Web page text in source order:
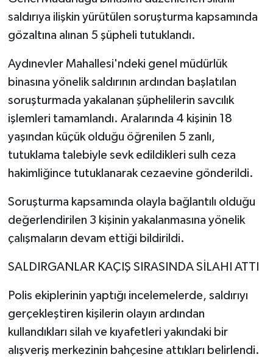
saldırıya ilişkin yürütülen soruşturma kapsamında
gözaltına alınan 5 şüpheli tutuklandı.
Aydınevler Mahallesi'ndeki genel müdürlük
binasına yönelik saldırının ardından başlatılan
soruşturmada yakalanan şüphelilerin savcılık
işlemleri tamamlandı. Aralarında 4 kişinin 18
yaşından küçük olduğu öğrenilen 5 zanlı,
tutuklama talebiyle sevk edildikleri sulh ceza
hakimliğince tutuklanarak cezaevine gönderildi.
Soruşturma kapsamında olayla bağlantılı olduğu
değerlendirilen 3 kişinin yakalanmasına yönelik
çalışmaların devam ettiği bildirildi.
SALDIRGANLAR KAÇIŞ SIRASINDA SİLAHI ATTI
Polis ekiplerinin yaptığı incelemelerde, saldırıyı
gerçekleştiren kişilerin olayın ardından
kullandıkları silah ve kıyafetleri yakındaki bir
alışveriş merkezinin bahçesine attıkları belirlendi.